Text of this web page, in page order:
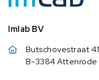
Imlab BV
Butschovestraat 41
B-3384 Attenrode